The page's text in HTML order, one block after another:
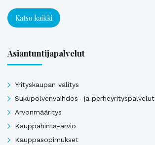
Katso kaikki
Asiantuntijapalvelut
Yrityskaupan välitys
Sukupolvenvaihdos- ja perheyrityspalvelut
Arvonmääritys
Kauppahinta-arvio
Kauppasopimukset